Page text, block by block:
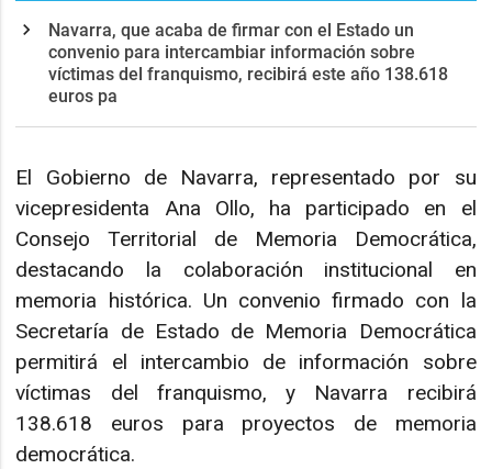
Navarra, que acaba de firmar con el Estado un
convenio para intercambiar información sobre
víctimas del franquismo, recibirá este año 138.618
euros pa
El Gobierno de Navarra, representado por su
vicepresidenta Ana Ollo, ha participado en el
Consejo Territorial de Memoria Democrática,
destacando la colaboración institucional en
memoria histórica. Un convenio firmado con la
Secretaría de Estado de Memoria Democrática
permitirá el intercambio de información sobre
víctimas del franquismo, y Navarra recibirá
138.618 euros para proyectos de memoria
democrática.